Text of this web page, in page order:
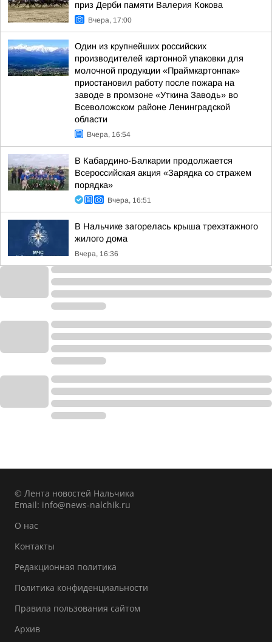
приз Дерби памяти Валерия Кокова
Вчера, 17:00
Один из крупнейших российских
производителей картонной упаковки для
молочной продукции «Праймкартонпак»
приостановил работу после пожара на
заводе в промзоне «Уткина Заводь» во
Всеволожском районе Ленинградской
области
Вчера, 16:54
В Кабардино-Балкарии продолжается
Всероссийская акция «Зарядка со стражем
порядка»
Вчера, 16:51
В Нальчике загорелась крыша трехэтажного
жилого дома
Вчера, 16:36
© Лента новостей Нальчика
Email: info@news-nalchik.ru
О нас
Контакты
Редакционная политика
Политика конфиденциальности
Правила пользования сайтом
Архив